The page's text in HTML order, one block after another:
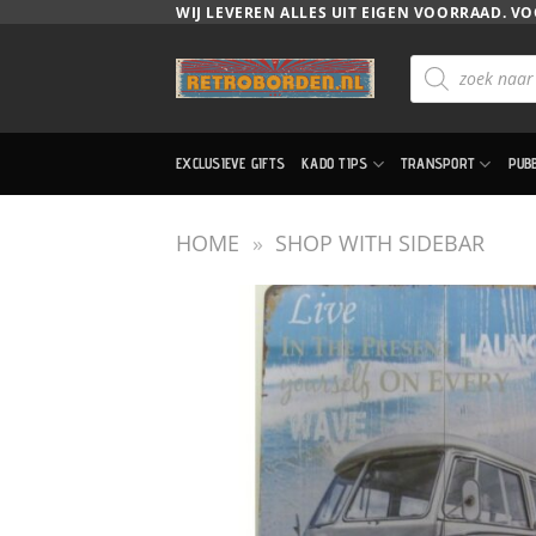
WIJ LEVEREN ALLES UIT EIGEN VOORRAAD.
Producten
zoeken
EXCLUSIEVE GIFTS KADO TIPS TRANSPORT
HOME » SHOP WITH SIDEBAR